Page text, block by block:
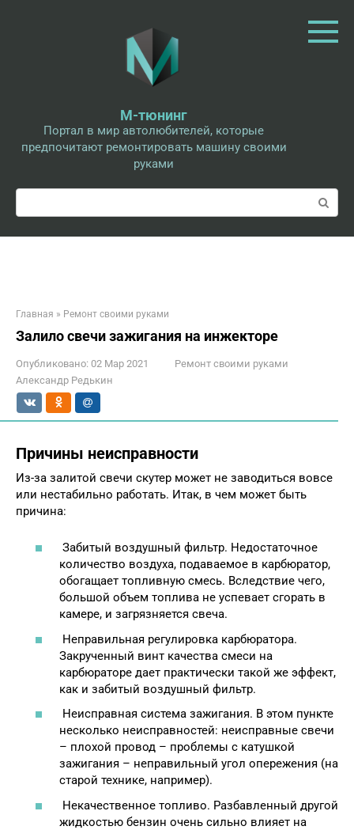
М-тюнинг
Портал в мир автолюбителей, которые
предпочитают ремонтировать машину своими
руками
Поиск:
Главная » Ремонт своими руками
Залило свечи зажигания на инжекторе
Опубликовано: 02 Мар 2021
Ремонт своими руками
Александр Редькин
Причины неисправности
Из-за залитой свечи скутер может не заводиться вовсе
или нестабильно работать. Итак, в чем может быть
причина:
Забитый воздушный фильтр. Недостаточное
количество воздуха, подаваемое в карбюратор,
обогащает топливную смесь. Вследствие чего,
большой объем топлива не успевает сгорать в
камере, и загрязняется свеча.
Неправильная регулировка карбюратора.
Закрученный винт качества смеси на
карбюраторе дает практически такой же эффект,
как и забитый воздушный фильтр.
Неисправная система зажигания. В этом пункте
несколько неисправностей: неисправные свечи
– плохой провод – проблемы с катушкой
зажигания – неправильный угол опережения (на
старой технике, например).
Некачественное топливо. Разбавленный другой
жидкостью бензин очень сильно влияет на